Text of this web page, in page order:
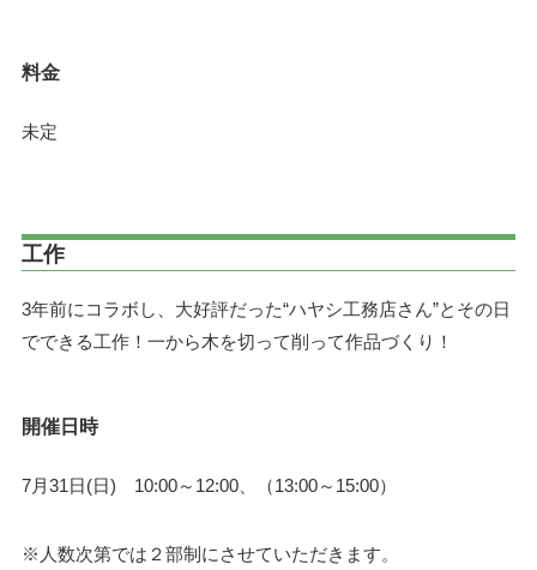
料金
未定
工作
3年前にコラボし、大好評だった“ハヤシ工務店さん”とその日
でできる工作！一から木を切って削って作品づくり！
開催日時
7月31日(日) 10:00～12:00、（13:00～15:00）
※人数次第では２部制にさせていただきます。